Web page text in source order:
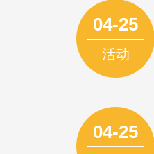
04-25
活动
04-25